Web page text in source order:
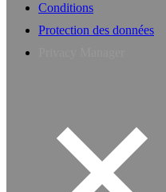
Conditions
Protection des données